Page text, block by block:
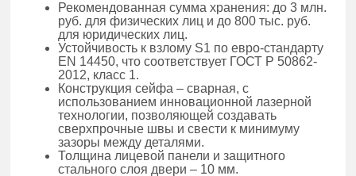
Рекомендованная сумма хранения: до 3 млн.
руб. для физических лиц и до 800 тыс. руб.
для юридических лиц.
Устойчивость к взлому S1 по евро-стандарту
EN 14450, что соответствует ГОСТ Р 50862-
2012, класс 1.
Конструкция сейфа – сварная, с
использованием инновационной лазерной
технологии, позволяющей создавать
сверхпрочные швы и свести к минимуму
зазоры между деталями.
Толщина лицевой панели и защитного
стального слоя двери – 10 мм.